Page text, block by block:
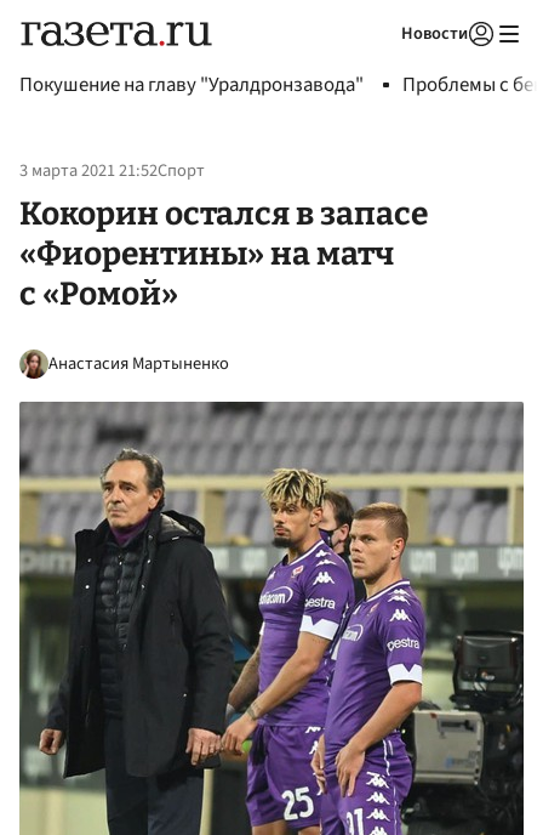
Новости
Покушение на главу "Уралдронзавода" Проблемы с
3 марта 2021 21:52Спорт
Кокорин остался в запасе
«Фиорентины» на матч
с «Ромой»
Анастасия Мартыненко